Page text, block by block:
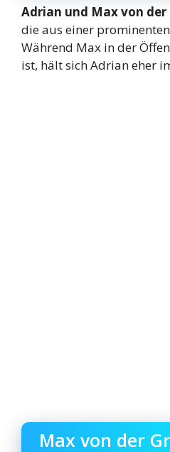
Adrian und Max von der
die aus einer
Während Max in der
ist, hält sich Adrian eher
Max von der